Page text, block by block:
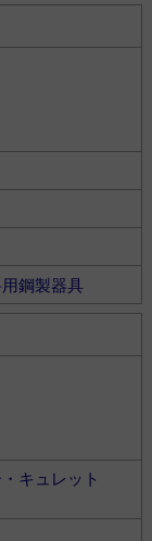
鋼製器具
・キュレット